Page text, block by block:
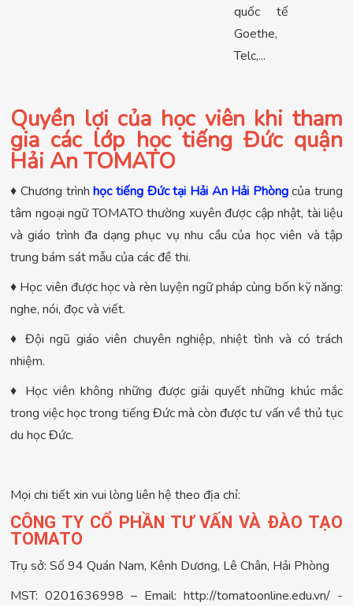
quốc tế
Goethe,
Telc,...
Quyền lợi của học viên khi tham
gia các lớp học tiếng Đức quận
Hải An TOMATO
♦ Chương trìnhhọc tiếng Đức tại Hải An Hải Phòngcủa trung
tâm ngoại ngữ TOMATO thường xuyên được cập nhật, tài liệu
và giáo trình đa dạng phục vụ nhu cầu của học viên và tập
trung bám sát mẫu của các đề thi.
♦ Học viên được học và rèn luyện ngữ pháp cùng bốn kỹ năng:
nghe, nói, đọc và viết.
♦ Đội ngũ giáo viên chuyên nghiệp, nhiệt tình và có trách
nhiệm.
♦ Học viên không những được giải quyết những khúc mắc
trong việc học trong tiếng Đức mà còn được tư vấn về thủ tục
du học Đức.
Mọi chi tiết xin vui lòng liên hệ theo địa chỉ:
CÔNG TY CỔ PHẦN TƯ VẤN VÀ ĐÀO TẠO
TOMATO
Trụ sở: Số 94 Quán Nam, Kênh Dương, Lê Chân, Hải Phòng
MST: 0201636998 – Email: http://tomatoonline.edu.vn/ -